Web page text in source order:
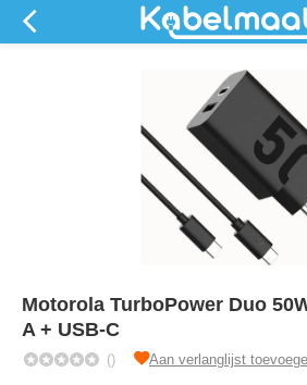
Motorola TurboPower Duo
A + USB-C
() Aan verlanglijst